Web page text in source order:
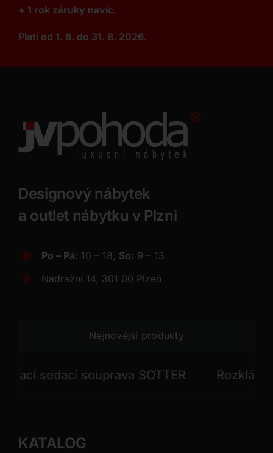
+ 1 rok záruky navíc.
Platí od 1. 8. do 31. 8. 2026.
Designový nábytek
a outlet nábytku v Plzni
Po – Pá: 10 – 18, So: 9 – 13
Nádražní 14, 301 00 Plzeň
Nejnovější produkty
sedací souprava SOTTER Rozkládací
KATALOG